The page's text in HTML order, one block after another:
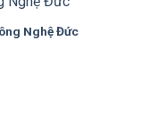
2.590.000 ₫.
Nghệ Đức